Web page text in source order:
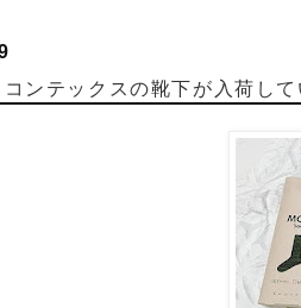
コンテックスの靴下が入荷して